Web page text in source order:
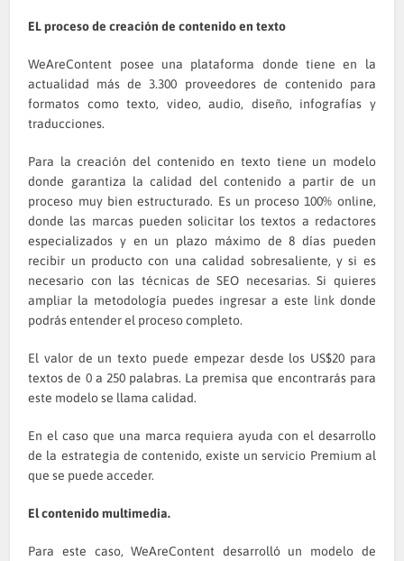
EL proceso de creación de contenido en texto
WeAreContent posee una plataforma donde tiene en la
actualidad más de 3.300 proveedores de contenido para
formatos como texto, video, audio, diseño, infografías y
traducciones.
Para la creación del contenido en texto tiene un modelo
donde garantiza la calidad del contenido a partir de un
proceso muy bien estructurado. Es un proceso 100% online,
donde las marcas pueden solicitar los textos a redactores
especializados y en un plazo máximo de 8 días pueden
recibir un producto con una calidad sobresaliente, y si es
necesario con las técnicas de SEO necesarias. Si quieres
ampliar la metodología puedes ingresar a este linkdonde
podrás entender el proceso completo.
El valor de un texto puede empezar desde los US$20 para
textos de 0 a 250 palabras. La premisa que encontrarás para
este modelo se llama calidad.
En el caso que una marca requiera ayuda con el desarrollo
de la estrategia de contenido, existe un servicio Premium al
que se puede acceder.
El contenido multimedia.
Para este caso, WeAreContent desarrolló un modelo de